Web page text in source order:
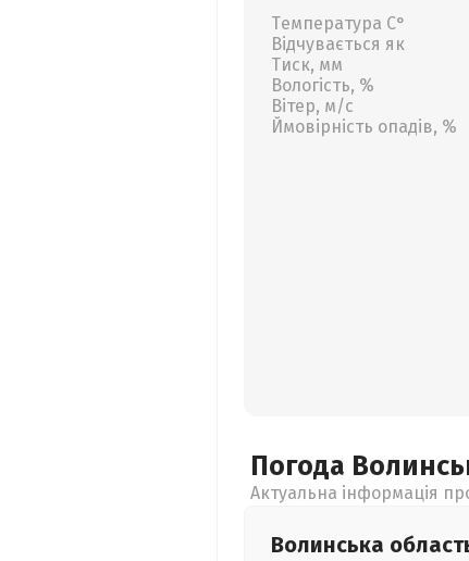
Температура С°
Відчувається як
Тиск, мм
Вологість, %
Вітер, м/с
Ймовірність опадів, %
Погода
Актуальна інформація
Волинська